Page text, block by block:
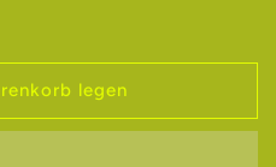
legen